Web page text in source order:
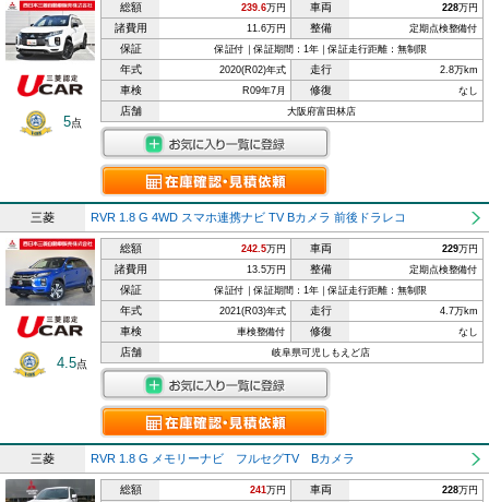
5点
総額 239.6万円 車両 228万円
諸費用 11.6万円 整備 定期点検整備付
保証 保証付｜保証期間：1年｜保証走行距離：無制限
年式 2020(R02)年式 走行 2.8万km
車検 R09年7月 修復 なし
店舗 大阪府富田林店
三菱 RVR 1.8 G 4WD スマホ連携ナビ TV Bカメラ 前後ドラレコ
4.5点
総額 242.5万円 車両 229万円
諸費用 13.5万円 整備 定期点検整備付
保証 保証付｜保証期間：1年｜保証走行距離：無制限
年式 2021(R03)年式 走行 4.7万km
車検 車検整備付 修復 なし
店舗 岐阜県可児しもえど店
三菱 RVR 1.8 G メモリーナビ フルセグTV Bカメラ
総額 241万円 車両 228万円